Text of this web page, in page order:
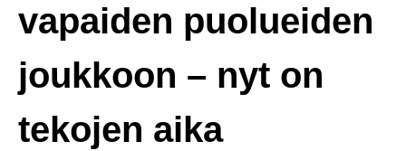
vapaiden puolueiden
joukkoon – nyt on
tekojen aika